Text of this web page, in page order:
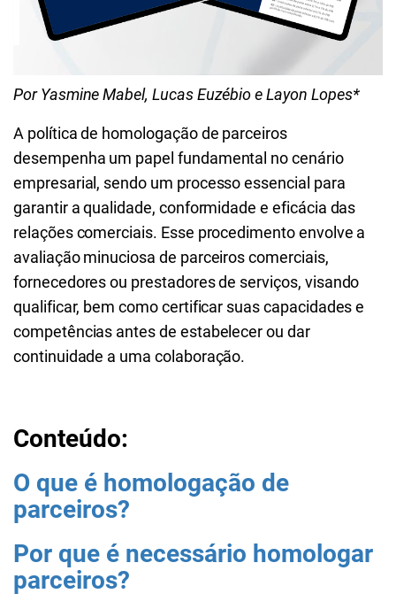
Por Yasmine Mabel, Lucas Euzébio e Layon Lopes*
A política de homologação de parceiros
desempenha um papel fundamental no cenário
empresarial, sendo um processo essencial para
garantir a qualidade, conformidade e eficácia das
relações comerciais. Esse procedimento envolve a
avaliação minuciosa de parceiros comerciais,
fornecedores ou prestadores de serviços, visando
qualificar, bem como certificar suas capacidades e
competências antes de estabelecer ou dar
continuidade a uma colaboração.
Conteúdo:
O que é homologação de
parceiros?
Por que é necessário homologar
parceiros?